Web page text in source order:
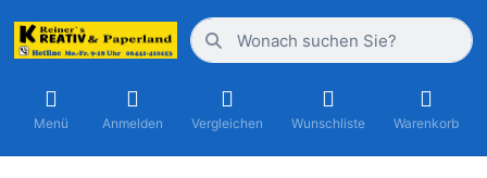
Menü Anmelden Vergleichen Wunschliste Warenkorb